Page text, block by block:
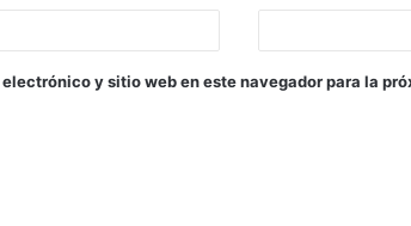
y sitio web en este navegador para la